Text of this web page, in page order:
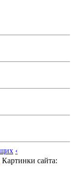
‹
Картинки сайта: